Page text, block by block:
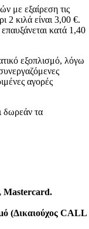
με εξαίρεση τις
2 κιλά είναι 3,00 €.
κατά 1,40
εξοπλισμό, λόγω
αγορές
δωρεάν τα
Mastercard.
(Δικαιούχος CALL